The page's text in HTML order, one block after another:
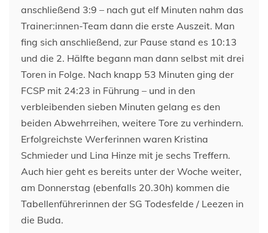
anschließend 3:9 – nach gut elf Minuten nahm das
Trainer:innen-Team dann die erste Auszeit. Man
fing sich anschließend, zur Pause stand es 10:13
und die 2. Hälfte begann man dann selbst mit drei
Toren in Folge. Nach knapp 53 Minuten ging der
FCSP mit 24:23 in Führung – und in den
verbleibenden sieben Minuten gelang es den
beiden Abwehrreihen, weitere Tore zu verhindern.
Erfolgreichste Werferinnen waren Kristina
Schmieder und Lina Hinze mit je sechs Treffern.
Auch hier geht es bereits unter der Woche weiter,
am Donnerstag (ebenfalls 20.30h) kommen die
Tabellenführerinnen der SG Todesfelde / Leezen in
die Buda.